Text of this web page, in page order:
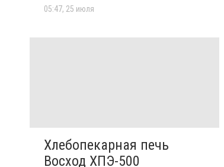
05:47, 25 июля
Хлебопекарная печь
Восход ХПЭ-500